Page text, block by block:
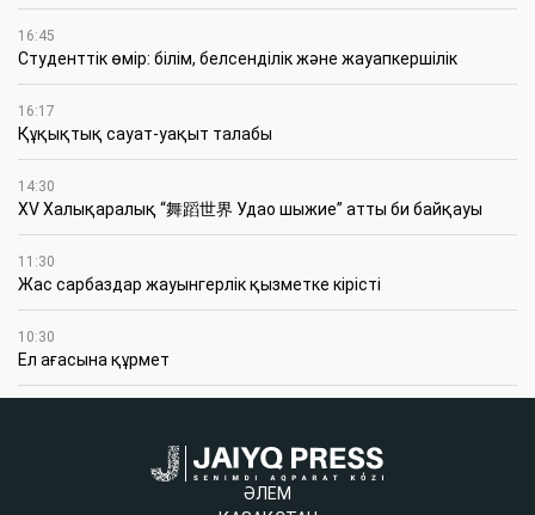
16:45
Студенттік өмір: білім, белсенділік және жауапкершілік
16:17
Құқықтық сауат-уақыт талабы
14:30
XV Халықаралық “舞蹈世界 Удао шыжие” атты би байқауы
11:30
Жас сарбаздар жауынгерлік қызметке кірісті
10:30
Ел ағасына құрмет
ӘЛЕМ